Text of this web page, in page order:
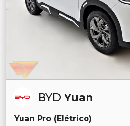
BYD Yuan
Yuan Pro (Elétrico)